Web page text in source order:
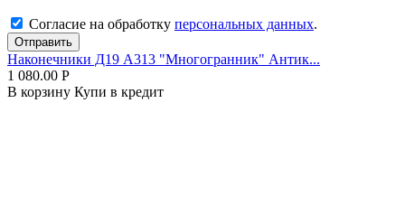
Согласие на обработку персональных данных.
Отправить
Наконечники Д19 А313 "Многогранник" Антик...
1 080.00 Р
В корзину Купи в кредит